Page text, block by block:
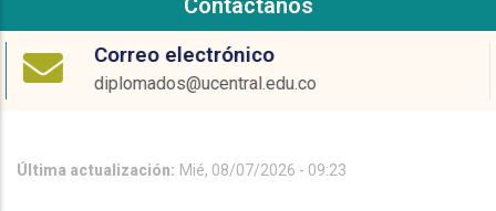
Contáctanos
Correo electrónico
diplomados@ucentral.edu.co
Última actualización: Mié, 08/07/2026 - 09:23